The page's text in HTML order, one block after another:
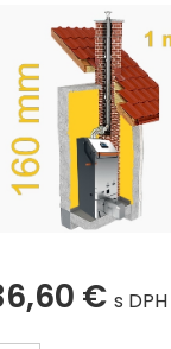
€ s DPH